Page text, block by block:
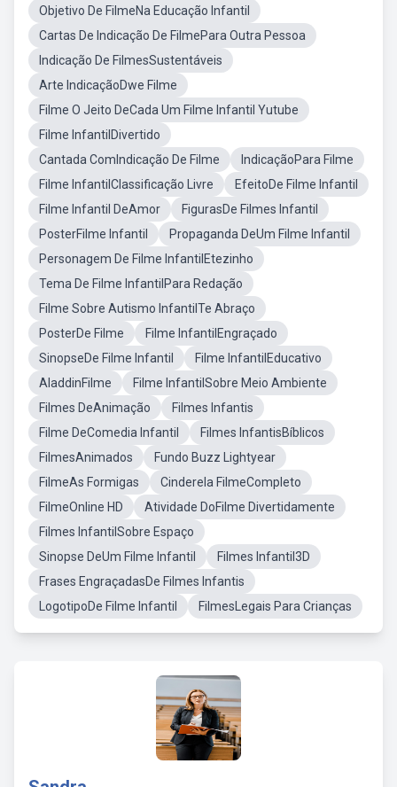
Objetivo De FilmeNa Educação Infantil
Cartas De Indicação De FilmePara Outra Pessoa
Indicação De FilmesSustentáveis
Arte IndicaçãoDwe Filme
Filme O Jeito DeCada Um Filme Infantil Yutube
Filme InfantilDivertido
Cantada ComIndicação De Filme
IndicaçãoPara Filme
Filme InfantilClassificação Livre
EfeitoDe Filme Infantil
Filme Infantil DeAmor
FigurasDe Filmes Infantil
PosterFilme Infantil
Propaganda DeUm Filme Infantil
Personagem De Filme InfantilEtezinho
Tema De Filme InfantilPara Redação
Filme Sobre Autismo InfantilTe Abraço
PosterDe Filme
Filme InfantilEngraçado
SinopseDe Filme Infantil
Filme InfantilEducativo
AladdinFilme
Filme InfantilSobre Meio Ambiente
Filmes DeAnimação
Filmes Infantis
Filme DeComedia Infantil
Filmes InfantisBíblicos
FilmesAnimados
Fundo Buzz Lightyear
FilmeAs Formigas
Cinderela FilmeCompleto
FilmeOnline HD
Atividade DoFilme Divertidamente
Filmes InfantilSobre Espaço
Sinopse DeUm Filme Infantil
Filmes Infantil3D
Frases EngraçadasDe Filmes Infantis
LogotipoDe Filme Infantil
FilmesLegais Para Crianças